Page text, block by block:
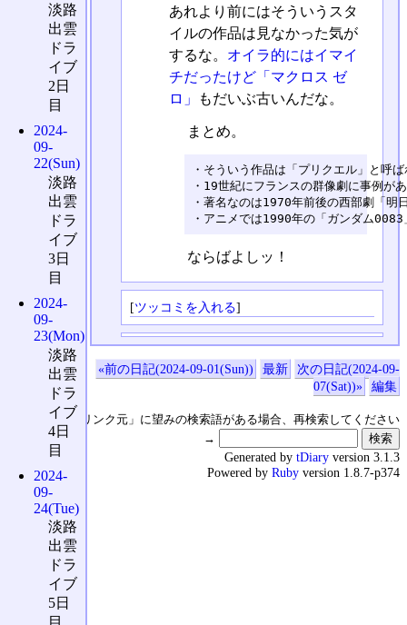
あれより前にはそういうスタ
イルの作品は見なかった気が
するな。 オイラ的にはイマイ
チだったけど「マクロス ゼ
ロ」
もだいぶ古いんだな。
まとめ。
・そういう作品は「プリクエル」と呼ば
・19世紀にフランスの群像劇に事例が
・著名なのは1970年前後の西部劇「明
・アニメでは1990年の「ガンダム0083
ならばよしッ！
[ツッコミを入れる]
«前の日記(2024-09-01(Sun)) 最新
次の日記(2024-09-
07(Sat))»
編集
↑の「本日のリンク元」に望みの検索語がある場合、再検索してください
→
淡路
出雲
ドラ
イブ
2日
目
2024-
09-
22(Sun)
淡路
出雲
ドラ
イブ
3日
目
2024-
09-
23(Mon)
淡路
出雲
ドラ
イブ
4日
目
2024-
09-
24(Tue)
淡路
出雲
ドラ
イブ
5日
Generated by tDiary version 3.1.3
Powered by Ruby version 1.8.7-p374